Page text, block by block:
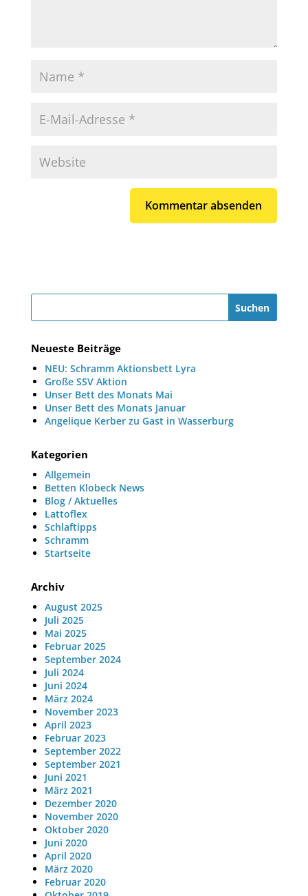
Neueste Beiträge
NEU: Schramm Aktionsbett Lyra
Große SSV Aktion
Unser Bett des Monats Mai
Unser Bett des Monats Januar
Angelique Kerber zu Gast in Wasserburg
Kategorien
Allgemein
Betten Klobeck News
Blog / Aktuelles
Lattoflex
Schlaftipps
Schramm
Startseite
Archiv
August 2025
Juli 2025
Mai 2025
Februar 2025
September 2024
Juli 2024
Juni 2024
März 2024
November 2023
April 2023
Februar 2023
September 2022
September 2021
Juni 2021
März 2021
Dezember 2020
November 2020
Oktober 2020
Juni 2020
April 2020
März 2020
Februar 2020